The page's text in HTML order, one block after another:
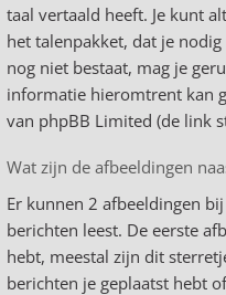
taal vertaald heeft. Je kunt
het talenpakket, dat je
nog niet bestaat, mag je
informatie hieromtrent kan
van phpBB Limited (de link
Wat zijn de afbeeldingen
Er kunnen 2 afbeeldingen
berichten leest. De eerste
hebt, meestal zijn dit
berichten je geplaatst hebt